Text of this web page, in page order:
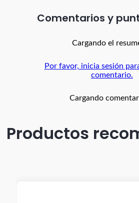
Comentarios
Cargando el
Por favor, inicia sesión
comentario.
Cargando
Productos